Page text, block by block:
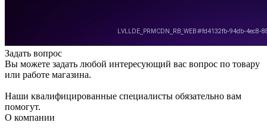
Задать вопрос
Вы можете задать любой интересующий вас вопрос по товару
или работе магазина.
Наши квалифицированные специалисты обязательно вам
помогут.
О компании